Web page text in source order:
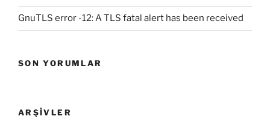
GnuTLS error -12: A TLS fatal alert has been received
SON YORUMLAR
ARŞIVLER